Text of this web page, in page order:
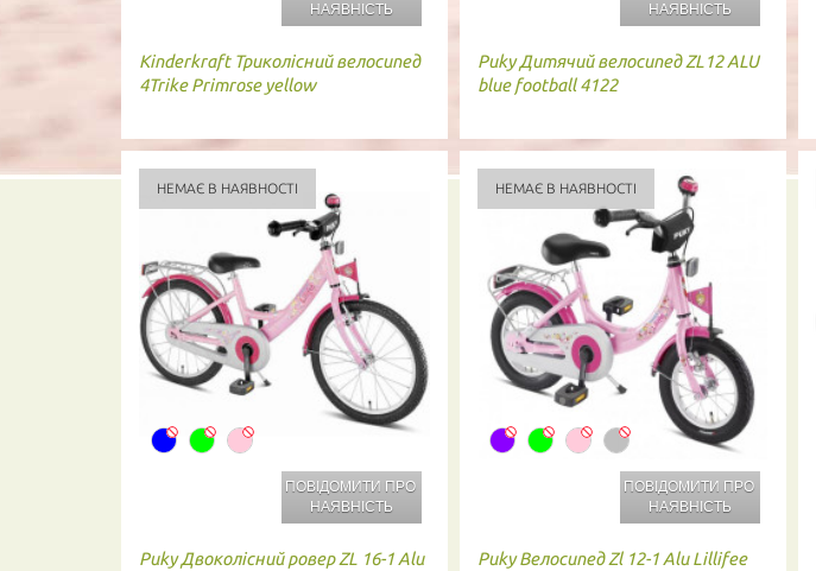
НАЯВНІСТЬ
Kinderkraft Триколісний велосипед
4Trike Primrose yellow
НАЯВНІСТЬ
Puky Дитячий велосипед ZL12 ALU
blue football 4122
НЕМАЄ В НАЯВНОСТІ
ПОВІДОМИТИ ПРО
НАЯВНІСТЬ
Puky Двоколісний ровер ZL 16-1 Alu
НЕМАЄ В НАЯВНОСТІ
ПОВІДОМИТИ ПРО
НАЯВНІСТЬ
Puky Велосипед Zl 12-1 Alu Lillifee